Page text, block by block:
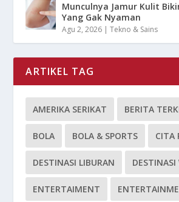
Munculnya Jamur Kulit
Yang Gak Nyaman
Agu 2, 2026 |Tekno & Sains
ARTIKEL TAG
AMERIKA SERIKAT BERITA
BOLA BOLA & SPORTS CITA
DESTINASI LIBURAN
ENTERTAIMENT